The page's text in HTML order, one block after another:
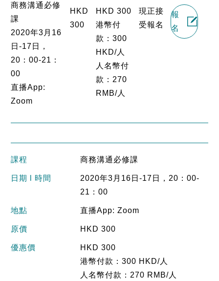
商務溝通必修
課
2020年3月16
日-17日，
20：00-21：
00
直播App:
Zoom
HKD
300
HKD 300
港幣付
款：300
HKD/人
人名幣付
款：270
RMB/人
現正接
受報名
報
名
課程 商務溝通必修課
日期 l 時間
2020年3月16日-17日，20：00-
21：00
地點 直播App: Zoom
原價 HKD 300
優惠價
HKD 300
港幣付款：300 HKD/人
人名幣付款：270 RMB/人